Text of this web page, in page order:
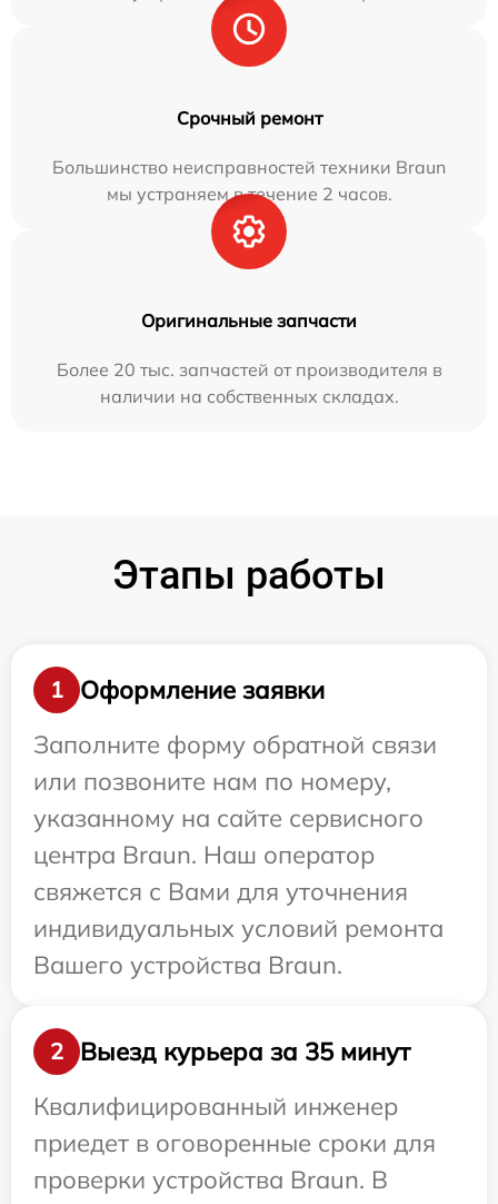
Срочный ремонт
Большинство неисправностей техники Braun
мы устраняем в течение 2 часов.
Оригинальные запчасти
Более 20 тыс. запчастей от производителя в
наличии на собственных складах.
Этапы работы
1
Оформление заявки
Заполните форму обратной связи
или позвоните нам по номеру,
указанному на сайте сервисного
центра Braun. Наш оператор
свяжется с Вами для уточнения
индивидуальных условий ремонта
Вашего устройства Braun.
2
Выезд курьера за 35 минут
Квалифицированный инженер
приедет в оговоренные сроки для
проверки устройства Braun. В